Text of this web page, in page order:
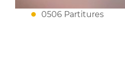
0506 Partitures